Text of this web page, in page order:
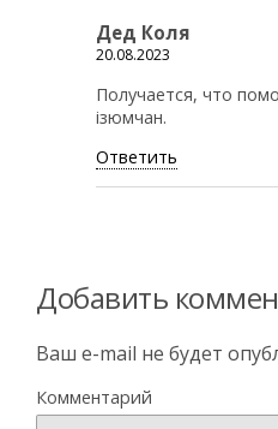
Дед Коля
20.08.2023
Получается, что
ізюмчан.
Ответить
Добавить
Ваш e-mail не будет
Комментарий